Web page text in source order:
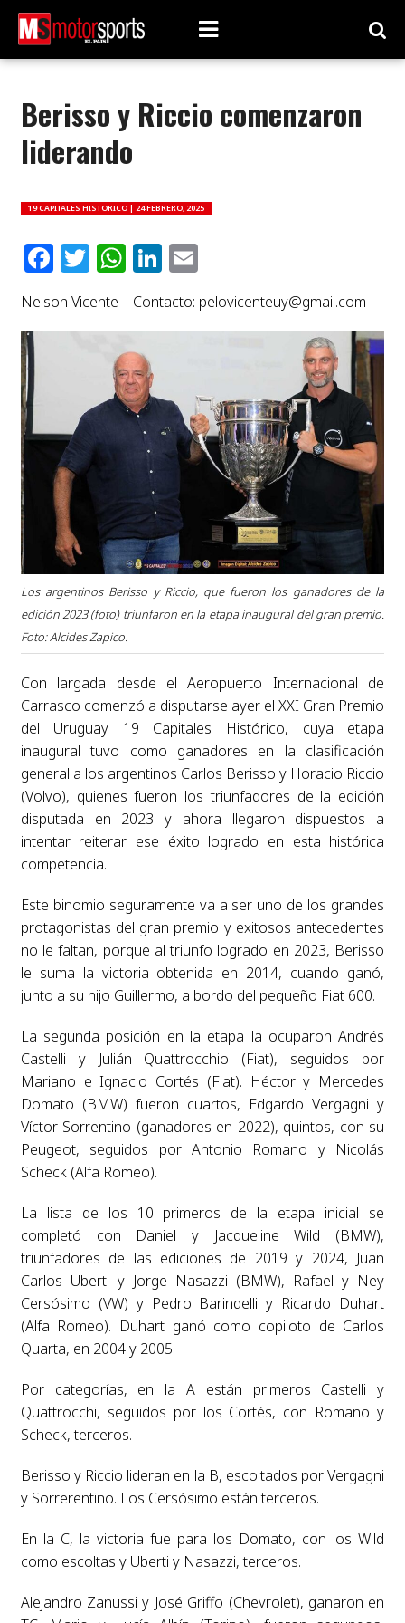
Berisso y Riccio comenzaron
liderando
19 CAPITALES HISTORICO | 24 FEBRERO, 2025
Facebook
Twitter
WhatsApp
LinkedIn
Email
Nelson Vicente – Contacto: pelovicenteuy@gmail.com
Los argentinos Berisso y Riccio, que fueron los ganadores de la
edición 2023 (foto) triunfaron en la etapa inaugural del gran premio.
Foto: Alcides Zapico.
Con largada desde el Aeropuerto Internacional de
Carrasco comenzó a disputarse ayer el XXI Gran Premio
del Uruguay 19 Capitales Histórico, cuya etapa
inaugural tuvo como ganadores en la clasificación
general a los argentinos Carlos Berisso y Horacio Riccio
(Volvo), quienes fueron los triunfadores de la edición
disputada en 2023 y ahora llegaron dispuestos a
intentar reiterar ese éxito logrado en esta histórica
competencia.
Este binomio seguramente va a ser uno de los grandes
protagonistas del gran premio y exitosos antecedentes
no le faltan, porque al triunfo logrado en 2023, Berisso
le suma la victoria obtenida en 2014, cuando ganó,
junto a su hijo Guillermo, a bordo del pequeño Fiat 600.
La segunda posición en la etapa la ocuparon Andrés
Castelli y Julián Quattrocchio (Fiat), seguidos por
Mariano e Ignacio Cortés (Fiat). Héctor y Mercedes
Domato (BMW) fueron cuartos, Edgardo Vergagni y
Víctor Sorrentino (ganadores en 2022), quintos, con su
Peugeot, seguidos por Antonio Romano y Nicolás
Scheck (Alfa Romeo).
La lista de los 10 primeros de la etapa inicial se
completó con Daniel y Jacqueline Wild (BMW),
triunfadores de las ediciones de 2019 y 2024, Juan
Carlos Uberti y Jorge Nasazzi (BMW), Rafael y Ney
Cersósimo (VW) y Pedro Barindelli y Ricardo Duhart
(Alfa Romeo). Duhart ganó como copiloto de Carlos
Quarta, en 2004 y 2005.
Por categorías, en la A están primeros Castelli y
Quattrocchi, seguidos por los Cortés, con Romano y
Scheck, terceros.
Berisso y Riccio lideran en la B, escoltados por Vergagni
y Sorrerentino. Los Cersósimo están terceros.
En la C, la victoria fue para los Domato, con los Wild
como escoltas y Uberti y Nasazzi, terceros.
Alejandro Zanussi y José Griffo (Chevrolet), ganaron en